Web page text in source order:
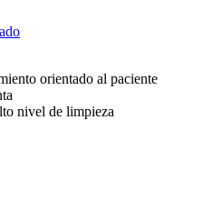
orientado al paciente
nivel de limpieza